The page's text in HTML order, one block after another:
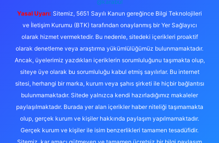
@karabul
Yasal Uyarı: Sitemiz, 5651 Sayılı Kanun gereğince Bilgi Teknolojileri
ve İletişim Kurumu (BTK) tarafından onaylanmış bir Yer Sağlayıcı
olarak hizmet vermektedir. Bu nedenle, sitedeki içerikleri proaktif
olarak denetleme veya araştırma yükümlülüğümüz bulunmamaktadır.
Ancak, üyelerimiz yazdıkları içeriklerin sorumluluğunu taşımakta olup,
siteye üye olarak bu sorumluluğu kabul etmiş sayılırlar. Bu internet
sitesi, herhangi bir marka, kurum veya şahıs şirketi ile hiçbir bağlantısı
bulunmamaktadır. Sitede yalnızca kendi hazırladığımız makaleler
paylaşılmaktadır. Burada yer alan içerikler haber niteliği taşımamakta
olup, gerçek kurum ve kişiler hakkında paylaşım yapılmamaktadır.
Gerçek kurum ve kişiler ile isim benzerlikleri tamamen tesadüfidir.